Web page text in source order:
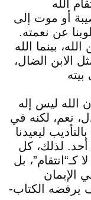
أو موت إلى
عن نعمته.
بينما الله
الابن الضال،
الله ليس إله
نعم، لكنه في
ليعيدنا
أحد. لذلك، كل
بل
الإيمان
-الانتقام البشري: فعل غضب وضعف يرفضه الكتاب